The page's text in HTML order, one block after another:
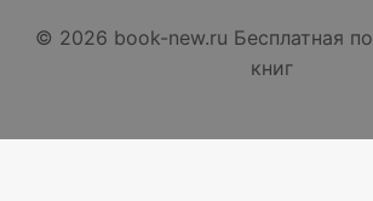
© 2026 book-new.ru Бесплатная
книг